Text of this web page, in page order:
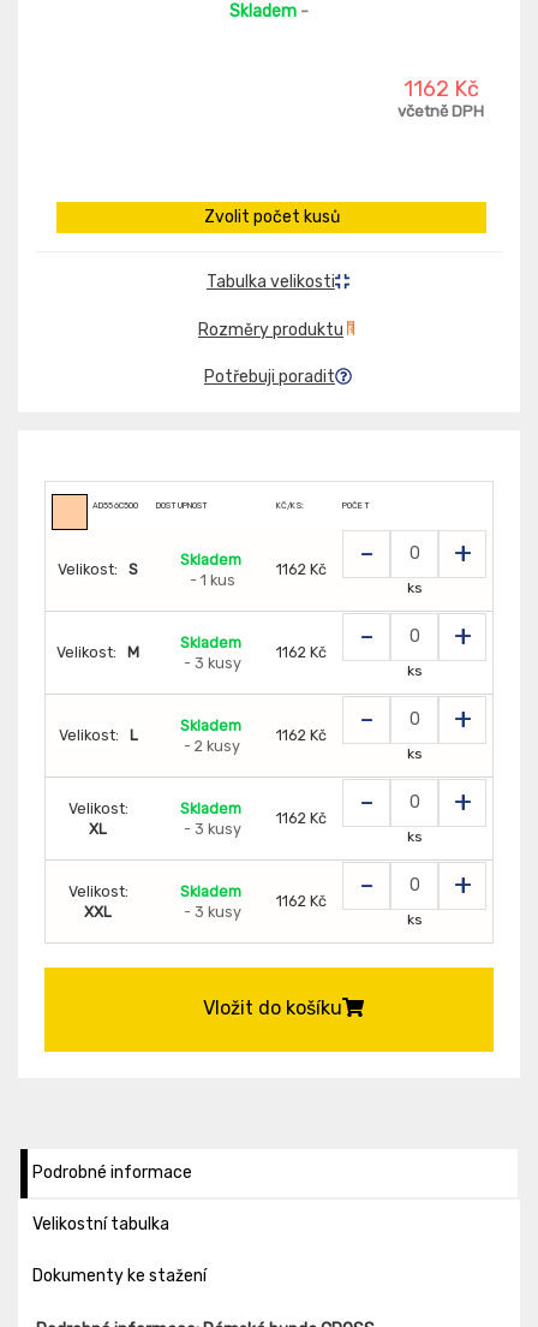
Skladem -
1162 Kč
včetně DPH
Zvolit počet kusů
Tabulka velikosti
Rozměry produktu
Potřebuji poradit
AD556C500 DOSTUPNOST KČ/KS: POČET
Velikost: S
Skladem
- 1 kus
1162 Kč - +
ks
Velikost: M
Skladem
- 3 kusy
1162 Kč - +
ks
Velikost: L
Skladem
- 2 kusy
1162 Kč - +
ks
Velikost:
XL
Skladem
- 3 kusy
1162 Kč - +
ks
Velikost:
XXL
Skladem
- 3 kusy
1162 Kč - +
ks
Vložit do košíku
Podrobné informace
Velikostní tabulka
Dokumenty ke stažení